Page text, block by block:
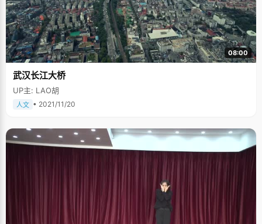
08:00
武汉长江大桥
UP主: LAO胡
人文 • 2021/11/20